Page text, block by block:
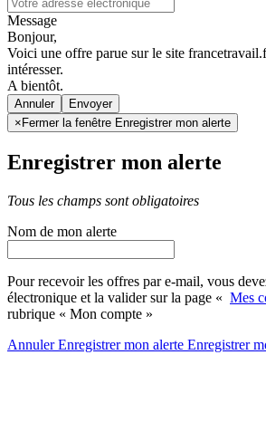
Message
Bonjour,
Voici une offre parue sur le site
intéresser.
A bientôt.
Annuler
× Fermer la fenêtre Enregistrer mon alerte
Enregistrer mon alerte
Tous les champs sont obligatoires
Nom de mon alerte
Pour recevoir les offres par e-mail, vous
électronique et la valider sur la page « Mes
rubrique « Mon compte »
AnnulerEnregistrer mon alerte Enregistrer